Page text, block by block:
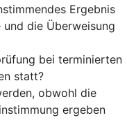
Ergebnis
die Überweisung
bei terminierten
statt?
obwohl die
ergeben